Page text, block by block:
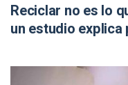
Reciclar no es lo
un estudio explica